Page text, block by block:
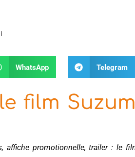
WhatsApp Telegram
film
affiche promotionnelle, trailer : le